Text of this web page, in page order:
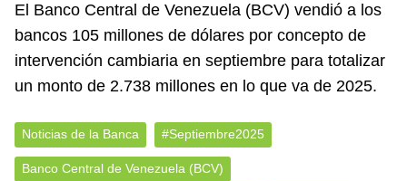
El Banco Central de Venezuela (BCV) vendió a los
bancos 105 millones de dólares por concepto de
intervención cambiaria en septiembre para totalizar
un monto de 2.738 millones en lo que va de 2025.
Noticias de la Banca #Septiembre2025
Banco Central de Venezuela (BCV)